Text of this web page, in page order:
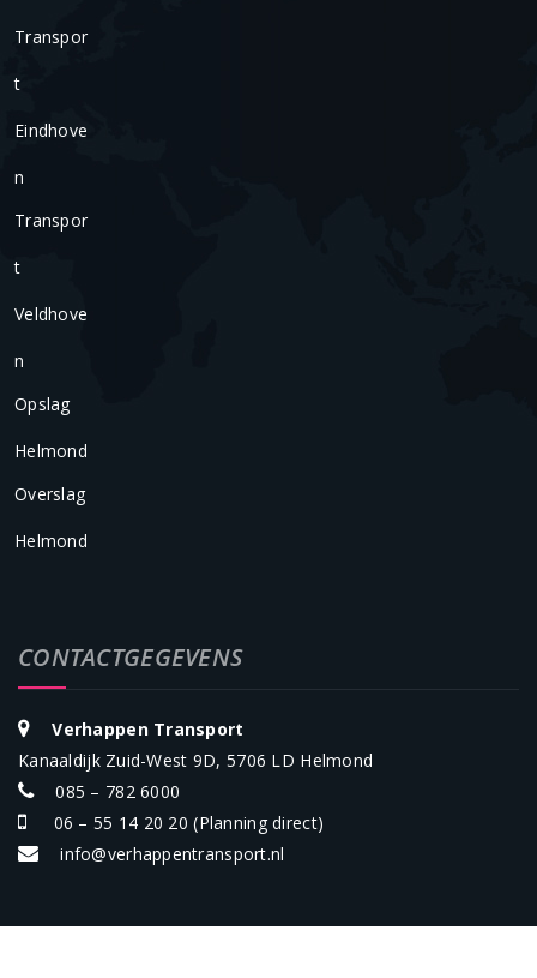
Transpor
T
Eindhove
N
Transpor
T
Veldhove
N
Opslag
Helmond
Overslag
Helmond
CONTACTGEGEVENS
Verhappen Transport
Kanaaldijk Zuid-West 9D, 5706 LD Helmond
085 – 782 6000
06 – 55 14 20 20 (Planning direct)
info@verhappentransport.nl